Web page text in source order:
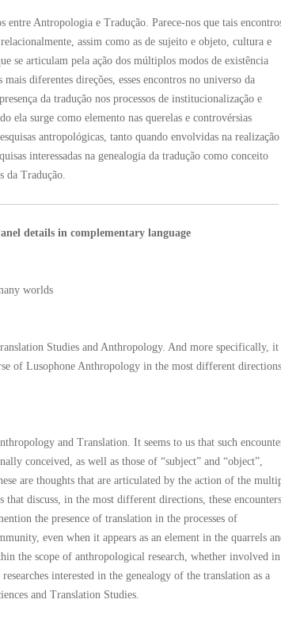
Antropologia e Tradução. Parece-nos que tais
assim como as de sujeito e objeto, cultura e
se articulam pela ação dos múltiplos modos de existência 
diferentes direções, esses encontros no universo da
da tradução nos processos de institucionalização e
ela surge como elemento nas querelas e controvérsias
antropológicas, tanto quando envolvidas na
interessadas na genealogia da tradução como conceito
da Tradução.
details in complementary language
worlds
Studies and Anthropology. And more specifically, it
of Lusophone Anthropology in the most different
and Translation. It seems to us that such
conceived, as well as those of “subject” and “object”,
are thoughts that are articulated by the action of the
that discuss, in the most different directions, these
the presence of translation in the processes of
even when it appears as an element in the quarrels
the scope of anthropological research, whether involved in
interested in the genealogy of the translation as a
and Translation Studies.